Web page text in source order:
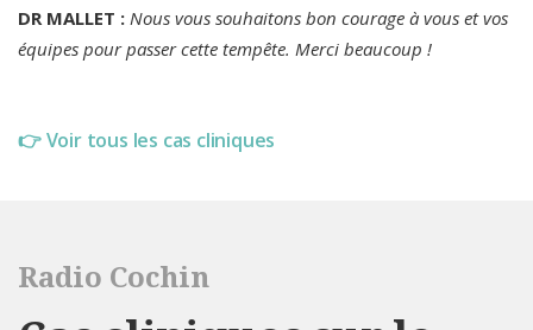
DR MALLET : Nous vous souhaitons bon courage à vous et vos
équipes pour passer cette tempête. Merci beaucoup !
👉Voir tous les cas cliniques
Radio Cochin